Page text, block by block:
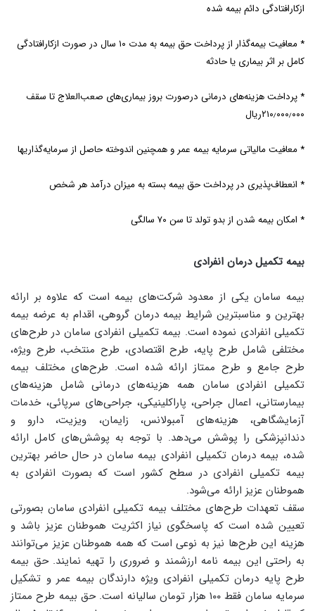
ازکارافتادگی دائم بیمه شده
* معافیت بیمه‌گذار از پرداخت حق بیمه به مدت ۱۰ سال در صورت ازکارافتادگی
کامل بر اثر بیماری یا حادثه
* پرداخت هزینه‌های درمانی درصورت بروز بیماری‌های صعب‌العلاج تا سقف
۲۱۰٫۰۰۰٫۰۰۰ریال
* معافیت مالیاتی سرمایه بیمه عمر و همچنین اندوخته حاصل از سرمایه‌گذاریها
* انعطاف‌پذیری در پرداخت حق بیمه بسته به میزان درآمد هر شخص
* امکان بیمه شدن از بدو تولد تا سن ۷۰ سالگی
بیمه تکمیل درمان انفرادی
بیمه سامان یکی از معدود شرکت‌های بیمه است که علاوه بر ارائه
بهترین و مناسبترین شرایط بیمه درمان گروهی، اقدام به عرضه بیمه
تکمیلی انفرادی نموده است. بیمه تکمیلی انفرادی سامان در طرح‌های
مختلفی شامل طرح پایه، طرح اقتصادی، طرح منتخب، طرح ویژه،
طرح جامع و طرح ممتاز ارائه شده است. طرح‌های مختلف بیمه
تکمیلی انفرادی سامان همه هزینه‌های درمانی شامل هزینه‌های
بیمارستانی، اعمال جراحی، پاراکلینیکی، جراحی‌های سرپائی، خدمات
آزمایشگاهی، هزینه‌های آمبولانس، زایمان، ویزیت، دارو و
دندانپزشکی را پوشش می‌دهد. با توجه به پوشش‌های کامل ارائه
شده، بیمه درمان تکمیلی انفرادی بیمه سامان در حال حاضر بهترین
بیمه تکمیلی انفرادی در سطح کشور است که بصورت انفرادی به
هموطنان عزیز ارائه می‌شود.
سقف تعهدات طرح‌های مختلف بیمه تکمیلی انفرادی سامان بصورتی
تعیین شده است که پاسخگوی نیاز اکثریت هموطنان عزیز باشد و
هزینه این طرح‌ها نیز به نوعی است که همه هموطنان عزیز می‌توانند
به راحتی این بیمه نامه ارزشمند و ضروری را تهیه نمایند. حق بیمه
طرح پایه درمان تکمیلی انفرادی ویژه دارندگان بیمه عمر و تشکیل
سرمایه سامان فقط ۱۰۰ هزار تومان سالیانه است. حق بیمه طرح ممتاز